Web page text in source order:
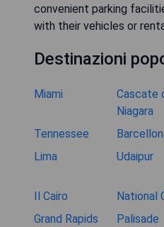
convenient parking
with their vehicles or
Destinazioni
Miami
Cascate
Niagara
Tennessee
Lima
Udaipur
Il Cairo
National
Grand Rapids
Palisade